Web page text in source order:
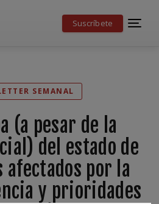
Suscríbete
SEMANAL
(a pesar de la
del estado de
afectados por la
y prioridades